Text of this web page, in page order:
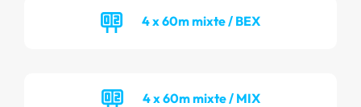
4 x 60m mixte / BEX
4 x 60m mixte / MIX